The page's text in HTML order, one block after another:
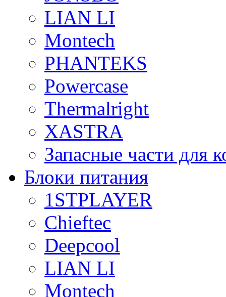
LIAN LI
Montech
PHANTEKS
Powercase
Thermalright
XASTRA
Запасные части для
Блоки питания
1STPLAYER
Chieftec
Deepcool
LIAN LI
Montech